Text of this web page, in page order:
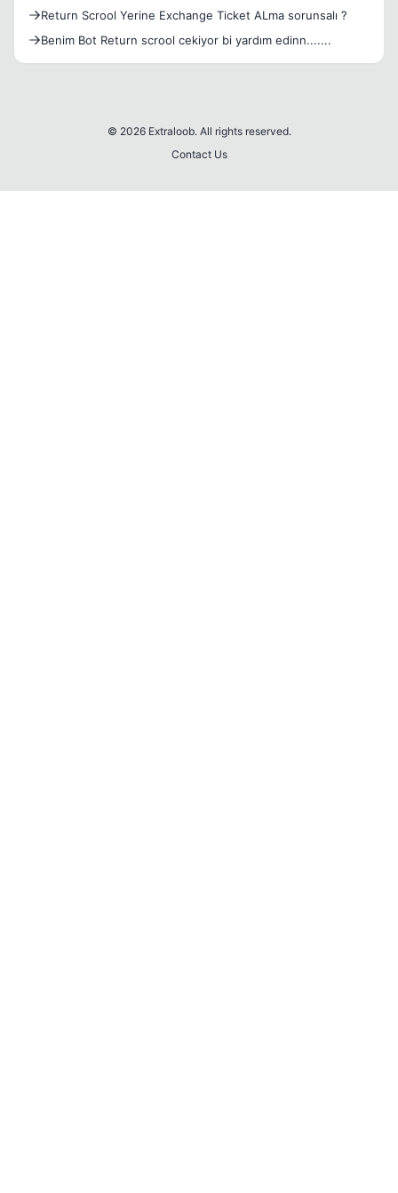
Return Scrool Yerine Exchange Ticket ALma sorunsalı ?
Benim Bot Return scrool cekiyor bi yardım edinn.......
© 2026 Extraloob. All rights reserved.
Contact Us